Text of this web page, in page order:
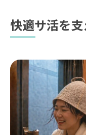
快適サ活を
お
お